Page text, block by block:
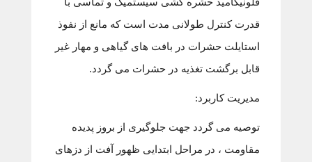
قدرت کنترل طولانی مدت است که مانع از نفوذ
استایلت حشرات در بافت های گیاهی و مهار غیر
قابل برگشت تغذیه در حشرات می گردد.
مدیریت کاربرد:
توصیه می گردد جهت جلوگیری از بروز پدیده
مقاومت ، در مراحل ابتدایی ظهور آفت از دزهای